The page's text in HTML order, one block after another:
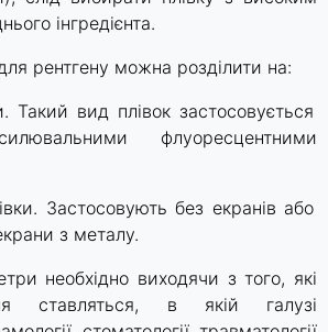
інгредієнта.
рентгену можна розділити на:
Такий вид плівок застосовується
флуоресцентними
Застосовують без екранів або
з металу.
необхідно виходячи з того, які
ставляться, в якій галузі